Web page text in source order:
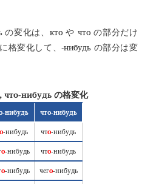
の変化は、 кто や что の部分だけ
格変化して、-нибудь の部分は変
что-нибудь の格変化
нибудь что-нибудь
-нибудь что-нибудь
о-нибудь что-нибудь
о-нибудь чего-нибудь